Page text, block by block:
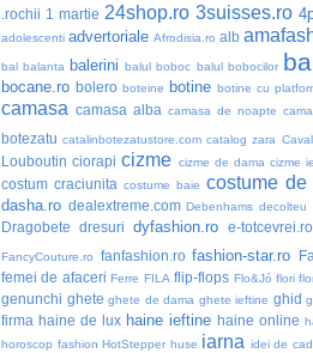
.rochii 1 martie 24shop.ro 3suisses.ro
adolescenti advertoriale Afrodisia.ro alb
bal balanta balerini balul boboc balul bobocilor
bocane.ro bolero boteine botine botine cu
camasa camasa alba camasa de noapte
botezatu catalinbotezatustore.com catalog zara
Louboutin ciorapi cizme cizme de dama cizme
costum craciunita costume baie costume de
dasha.ro dealextreme.com Debenhams decolteu
Dragobete dresuri dyfashion.ro e-totcevrei.ro
FancyCouture.ro fanfashion.ro fashion-star.ro
femei de afaceri Ferre FILA flip-flops Flo&Jó flori
genunchi ghete ghete de dama ghete ieftine ghid
firma haine de lux haine ieftine haine online
horoscop fashion HotStepper huse iarna idei de